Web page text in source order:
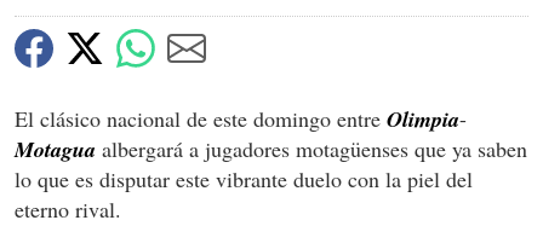
El clásico nacional de este domingo entre Olimpia-
Motagua albergará a jugadores motagüenses que ya saben
lo que es disputar este vibrante duelo con la piel del
eterno rival.